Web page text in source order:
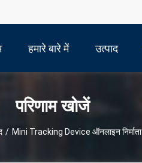
हमारे बारे में उत्पाद
परिणाम खोजें
/ Mini Tracking Device ऑनलाइन निर्माता